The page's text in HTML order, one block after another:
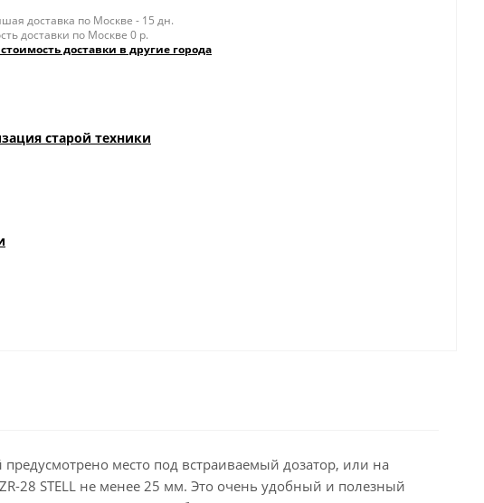
доставка по Москве - 15 дн.
доставки по Москве 0 р.
доставки в другие города
старой техники
место под встраиваемый дозатор, или на
28 STELL не менее 25 мм. Это очень удобный и полезный